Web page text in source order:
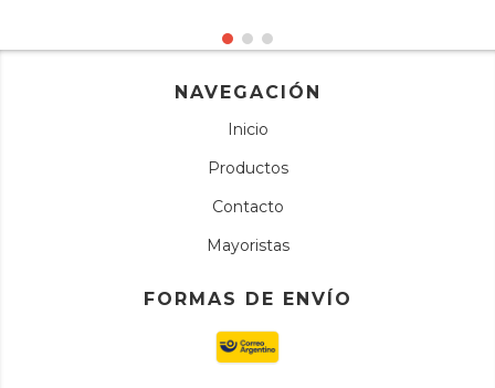
NAVEGACIÓN
Inicio
Productos
Contacto
Mayoristas
FORMAS DE ENVÍO